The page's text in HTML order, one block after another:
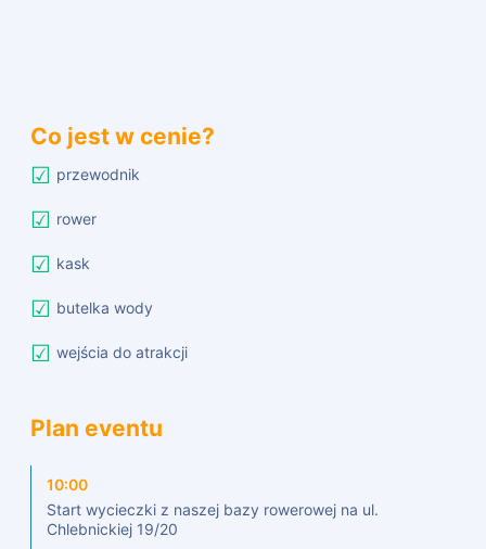
Co jest w cenie?
przewodnik
rower
kask
butelka wody
wejścia do atrakcji
Plan eventu
10:00
Start wycieczki z naszej bazy rowerowej na ul.
Chlebnickiej 19/20